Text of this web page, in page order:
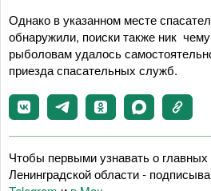
Однако в указанном месте
обнаружили, поиски также ник
рыболовам удалось
приезда спасательных служб.
Чтобы первыми узнавать о
Ленинградской области -